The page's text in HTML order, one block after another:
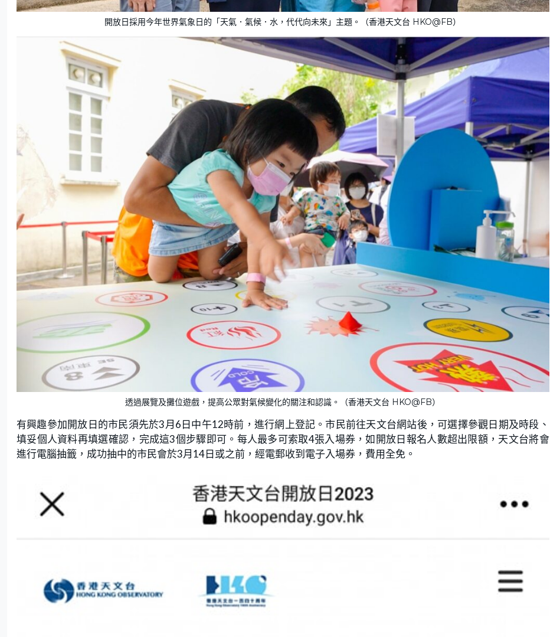
開放日採用今年世界氣象日的「天氣．氣候．水，代代向未來」主題。（香港天文台 HKO@FB）
透過展覽及攤位遊戲，提高公眾對氣候變化的關注和認識。（香港天文台 HKO@FB）
有興趣參加開放日的市民須先於3月6日中午12時前，進行網上登記。市民前往天文台網站後，可選擇參觀日期及時段、
填妥個人資料再填選確認，完成這3個步驟即可。每人最多可索取4張入場券，如開放日報名人數超出限額，天文台將會
進行電腦抽籤，成功抽中的市民會於3月14日或之前，經電郵收到電子入場券，費用全免。